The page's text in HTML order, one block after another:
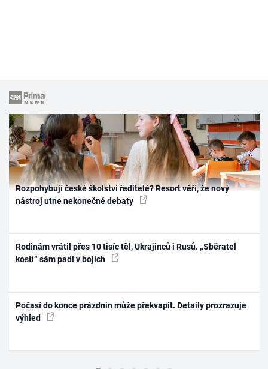
Rozpohybují české školství ředitelé? Resort věří, že nový
nástroj utne nekonečné debaty
Rodinám vrátil přes 10 tisíc těl, Ukrajinců i Rusů. „Sběratel
kostí“ sám padl v bojích
Počasí do konce prázdnin může překvapit. Detaily prozrazuje
výhled